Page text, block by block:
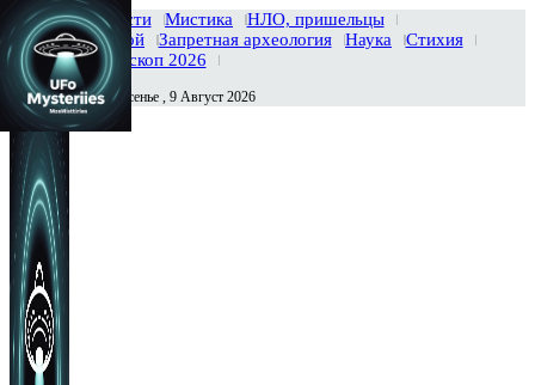
Главная Новости Мистика
НЛО, пришельцы
Тайны вселенной
Запретная археология Наука
Стихия
История
Гороскоп 2026
Сегодня Воскресенье , 9 Август 2026